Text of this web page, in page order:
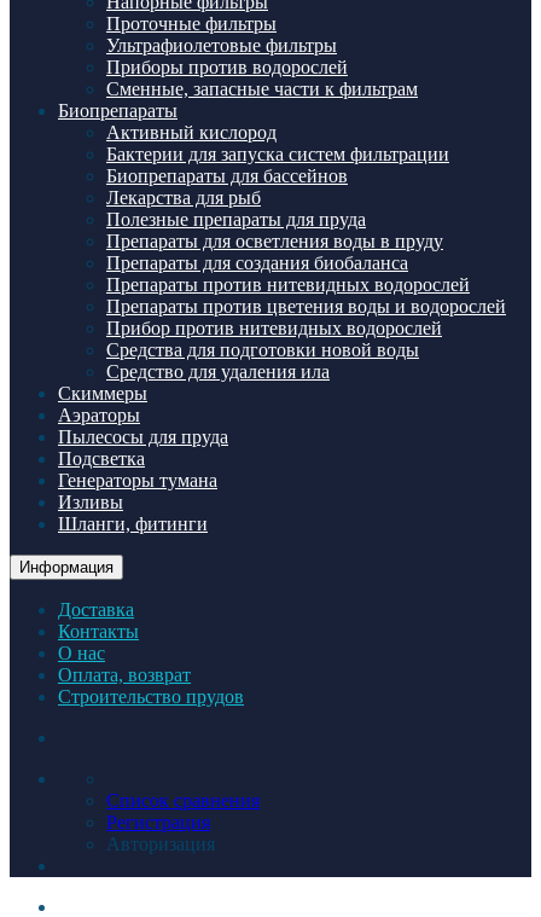
Проточные фильтры
Ультрафиолетовые фильтры
Приборы против водорослей
Сменные, запасные части к фильтрам
Биопрепараты
Активный кислород
Бактерии для запуска систем фильтрации
Биопрепараты для бассейнов
Лекарства для рыб
Полезные препараты для пруда
Препараты для осветления воды в пруду
Препараты для создания биобаланса
Препараты против нитевидных водорослей
Препараты против цветения воды и водорослей
Прибор против нитевидных водорослей
Средства для подготовки новой воды
Средство для удаления ила
Скиммеры
Аэраторы
Пылесосы для пруда
Подсветка
Генераторы тумана
Изливы
Шланги, фитинги
Информация
Доставка
Контакты
О нас
Оплата, возврат
Строительство прудов
Список сравнения
Регистрация
Авторизация